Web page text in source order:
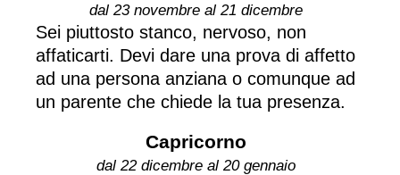
dal 23 novembre al 21 dicembre
Sei piuttosto stanco, nervoso, non
affaticarti. Devi dare una prova di affetto
ad una persona anziana o comunque ad
un parente che chiede la tua presenza.
Capricorno
dal 22 dicembre al 20 gennaio